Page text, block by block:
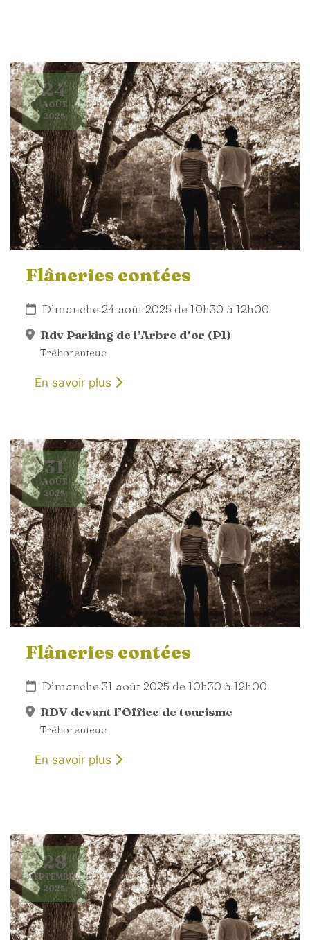
24
AOÛT
2025
Flâneries contées
Dimanche 24 août 2025 de 10h30 à 12h00
Rdv Parking de l’Arbre d’or (P1)
Tréhorenteuc
En savoir plus
31
AOÛT
2025
Flâneries contées
Dimanche 31 août 2025 de 10h30 à 12h00
RDV devant l’Office de tourisme
Tréhorenteuc
En savoir plus
28
SEPTEMBRE
2025